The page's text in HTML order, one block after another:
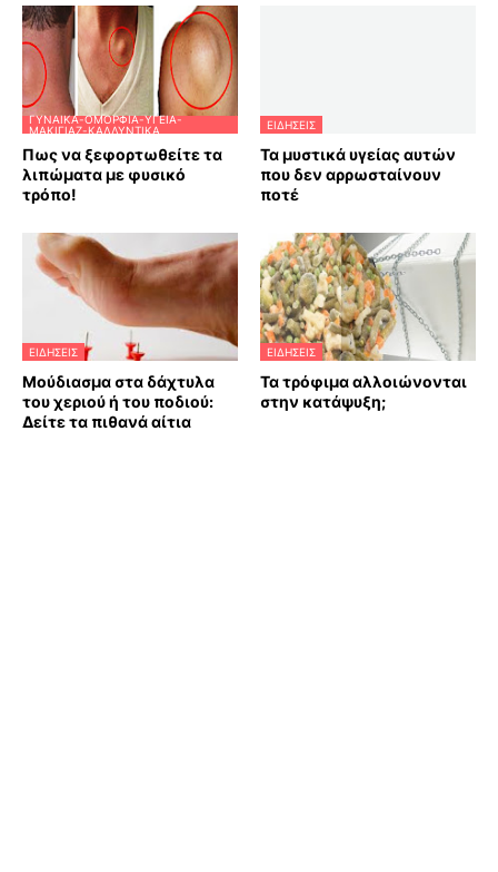
ΓΥΝΑΊΚΑ-ΟΜΟΡΦΙΆ-ΥΓΕΊΑ-
ΜΑΚΙΓΙΆΖ-ΚΑΛΛΥΝΤΙΚΆ
Πως να ξεφορτωθείτε τα
λιπώματα με φυσικό
τρόπο!
ΕΙΔΗΣΕΙΣ
Τα μυστικά υγείας αυτών
που δεν αρρωσταίνουν
ποτέ
ΕΙΔΗΣΕΙΣ
Μούδιασμα στα δάχτυλα
του χεριού ή του ποδιού:
Δείτε τα πιθανά αίτια
ΕΙΔΗΣΕΙΣ
Τα τρόφιμα αλλοιώνονται
στην κατάψυξη;